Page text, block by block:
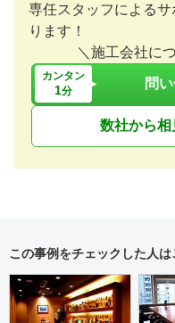
専任スタッフによる
ります！
＼施工会社に
カンタン
1分 問
数社から
この事例をチェックした人